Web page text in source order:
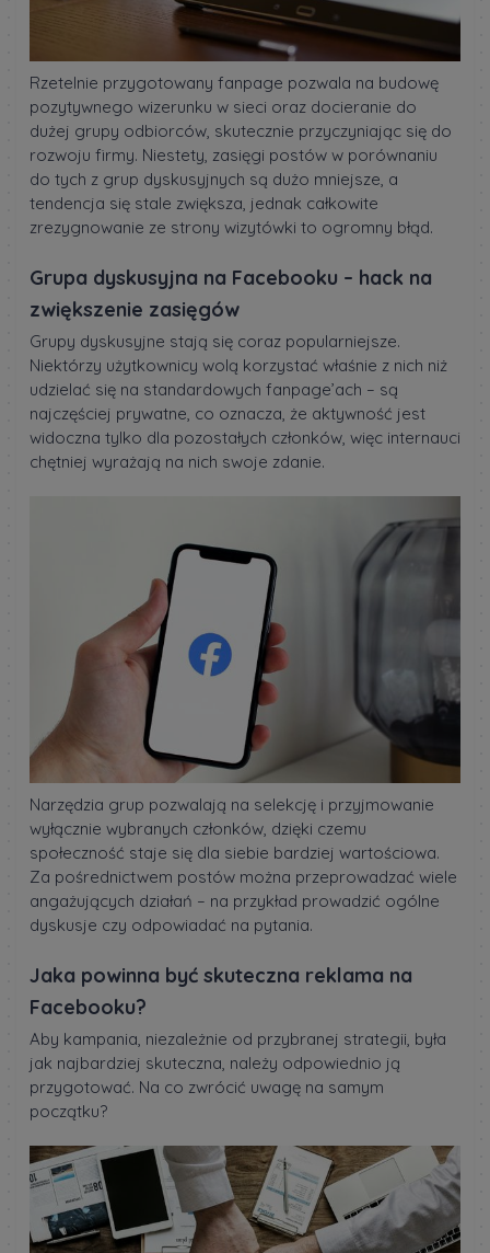
Rzetelnie przygotowany fanpage pozwala na budowę
pozytywnego wizerunku w sieci oraz docieranie do
dużej grupy odbiorców, skutecznie przyczyniając się do
rozwoju firmy. Niestety, zasięgi postów w porównaniu
do tych z grup dyskusyjnych są dużo mniejsze, a
tendencja się stale zwiększa, jednak całkowite
zrezygnowanie ze strony wizytówki to ogromny błąd.
Grupa dyskusyjna na Facebooku – hack na
zwiększenie zasięgów
Grupy dyskusyjne stają się coraz popularniejsze.
Niektórzy użytkownicy wolą korzystać właśnie z nich niż
udzielać się na standardowych fanpage’ach – są
najczęściej prywatne, co oznacza, że aktywność jest
widoczna tylko dla pozostałych członków, więc internauci
chętniej wyrażają na nich swoje zdanie.
Narzędzia grup pozwalają na selekcję i przyjmowanie
wyłącznie wybranych członków, dzięki czemu
społeczność staje się dla siebie bardziej wartościowa.
Za pośrednictwem postów można przeprowadzać wiele
angażujących działań – na przykład prowadzić ogólne
dyskusje czy odpowiadać na pytania.
Jaka powinna być skuteczna reklama na
Facebooku?
Aby kampania, niezależnie od przybranej strategii, była
jak najbardziej skuteczna, należy odpowiednio ją
przygotować. Na co zwrócić uwagę na samym
początku?